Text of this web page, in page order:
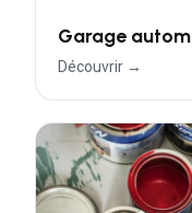
Découvrir →